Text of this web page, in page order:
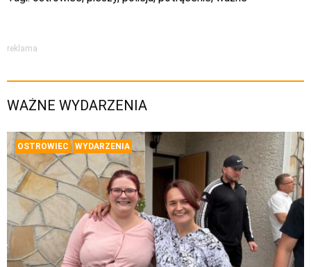
reklama
WAŻNE WYDARZENIA
OSTROWIEC WYDARZENIA